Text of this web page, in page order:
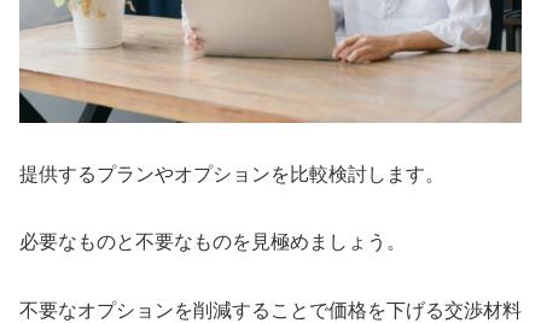
提供するプランやオプションを比較検討します。
必要なものと不要なものを見極めましょう。
不要なオプションを削減することで価格を下げる交渉材料